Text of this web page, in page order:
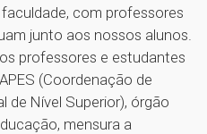
com professores
junto aos nossos alunos.
professores e estudantes
(Coordenação de
de Nível Superior), órgão
mensura a